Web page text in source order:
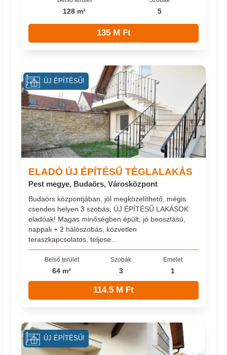
128 m² 5
135 M Ft
ELADÓ ÚJ ÉPÍTÉSŰ TÉGLALAKÁS
Pest megye, Budaörs, Városközpont
Budaörs központjában, jól megközelíthető, mégis
csendes helyen 3 szobás, ÚJ ÉPÍTÉSŰ LAKÁSOK
eladóak! Magas minőségben épült, jó beosztású,
nappali + 2 hálószobás, közvetlen
teraszkapcsolatos, teljese...
Belső terület
64 m²
Szobák
3
Emelet
1
114.5 M Ft
ÚJ ÉPÍTÉSŰ!
ÚJ ÉPÍTÉSŰ!